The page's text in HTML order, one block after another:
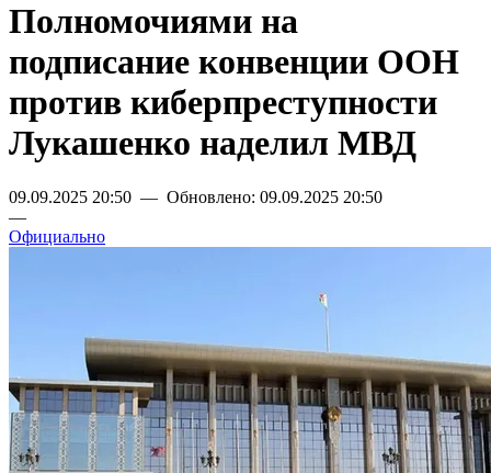
Полномочиями на
подписание конвенции ООН
против киберпреступности
Лукашенко наделил МВД
09.09.2025 20:50 — Обновлено: 09.09.2025 20:50
—
Официально